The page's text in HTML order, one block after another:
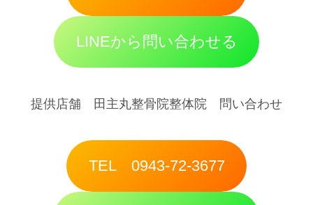
LINEから問い合わせる
提供店舗 田主丸整骨院整体院 問い合わせ
TEL 0943-72-3677